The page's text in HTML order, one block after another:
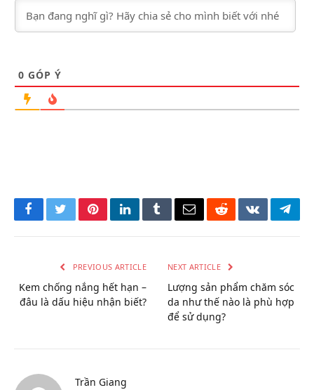
0 GÓP Ý
FacebookTwitterPinterestLinkedInTumblrEmailRedditVKontakte
PREVIOUS ARTICLE
Kem chống nắng hết hạn –
đâu là dấu hiệu nhận biết?
NEXT ARTICLE
Lượng sản phẩm chăm sóc
da như thế nào là phù hợp
để sử dụng?
Trần Giang